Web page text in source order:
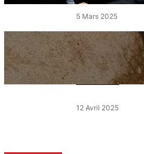
5 Mars 2025
« Qui est le
samedi, 30
France
E.Leclerc
12 Avril 2025